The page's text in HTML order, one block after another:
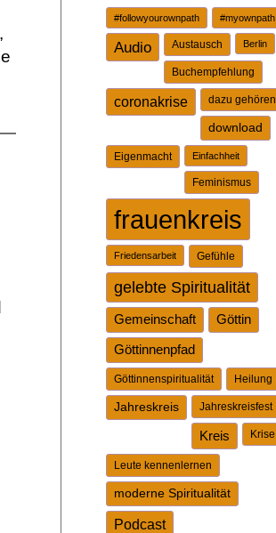
#followyourownpath #myownpath
Audio Austausch Berlin
Buchempfehlung
coronakrise dazu gehören
download
Eigenmacht Einfachheit
Feminismus
frauenkreis
Friedensarbeit Gefühle
gelebte Spiritualität
Gemeinschaft Göttin
Göttinnenpfad
Göttinnenspiritualität Heilung
Jahreskreis Jahreskreisfest
Kreis Krise
Leute kennenlernen
moderne Spiritualität
Podcast